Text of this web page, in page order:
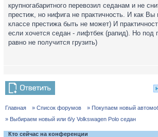
крупногабаритного перевозил седанам и не
престиж, но нифига не практичность. И как Вы
классе престижа быть не может) И
если хочется седан - лифтбек (рапид). Но под
равно не получится грузить)
Главная » Список форумов
» Покупаем новый
» Выбираем новый или б/у Volkswagen Polo седан
Кто сейчас на конференции